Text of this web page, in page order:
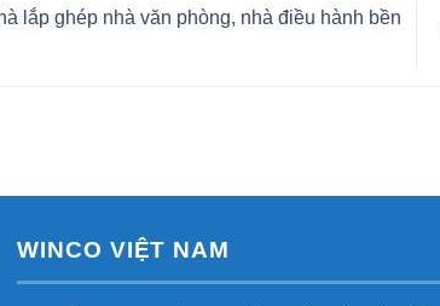
lắp ghép nhà văn phòng, nhà điều hành bền
WINCO VIỆT NAM